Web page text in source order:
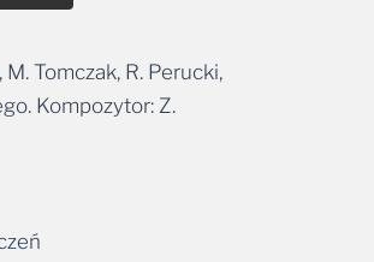
Tomczak, R. Perucki,
Kompozytor: Z.